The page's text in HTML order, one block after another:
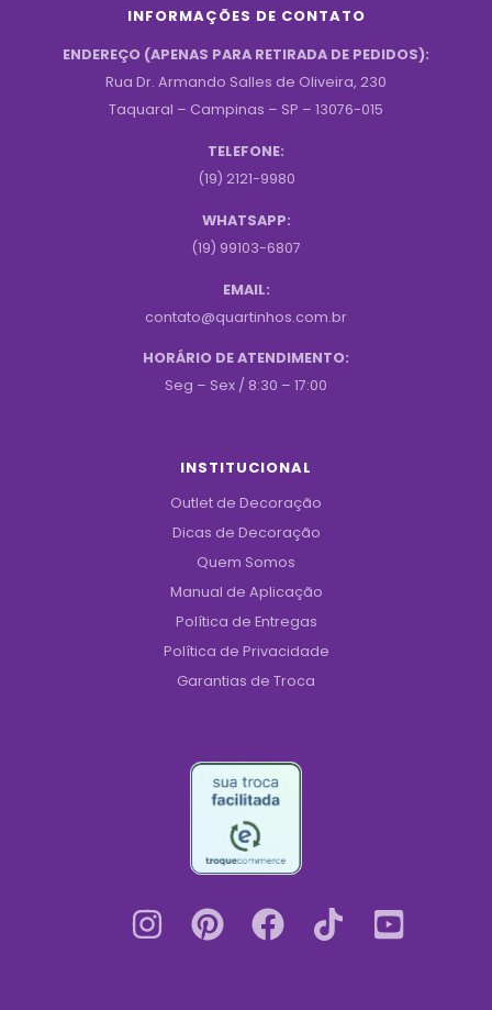
INFORMAÇÕES DE CONTATO
ENDEREÇO (APENAS PARA RETIRADA DE PEDIDOS):
Rua Dr. Armando Salles de Oliveira, 230
Taquaral – Campinas – SP – 13076-015
TELEFONE:
(19) 2121-9980
WHATSAPP:
(19) 99103-6807
EMAIL:
contato@quartinhos.com.br
HORÁRIO DE ATENDIMENTO:
Seg – Sex / 8:30 – 17:00
INSTITUCIONAL
Outlet de Decoração
Dicas de Decoração
Quem Somos
Manual de Aplicação
Política de Entregas
Política de Privacidade
Garantias de Troca